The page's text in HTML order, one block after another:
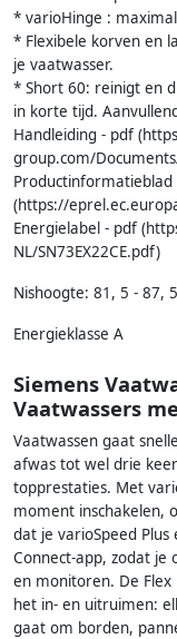
* varioHinge :
* Flexibele korven en
je vaatwasser.
* Short 60: reinigt en
in korte tijd.
Handleiding - pdf
group.com/
Productinformatieblad
(https://
Energielabel - pdf
NL/SN73EX22CE.pdf)
Nishoogte: 81, 5 - 87,
Energieklasse A
Siemens
Vaatwassers
Vaatwassen gaat
afwas tot wel drie
topprestaties. Met
moment inschakelen,
dat je varioSpeed
Connect-app, zodat
en monitoren. De
het in- en uitruimen:
gaat om borden,